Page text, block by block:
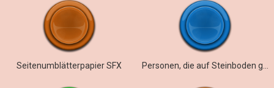
Seitenumblätterpapier SFX